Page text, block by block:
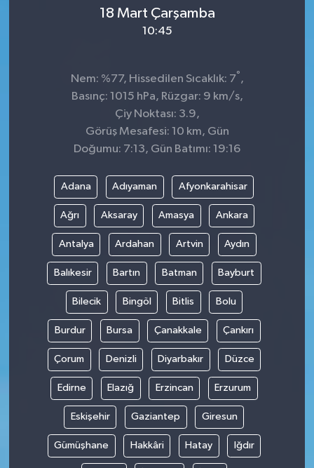
18 Mart Çarşamba
10:45
Nem: %77, Hissedilen Sıcaklık: 7° ,
Basınç: 1015 hPa, Rüzgar: 9 km/s,
Çiy Noktası: 3.9,
Görüş Mesafesi: 10 km, Gün
Doğumu: 7:13, Gün Batımı: 19:16
Adana Adıyaman Afyonkarahisar
Ağrı Aksaray Amasya Ankara
Antalya Ardahan Artvin Aydın
Balıkesir Bartın Batman Bayburt
Bilecik Bingöl Bitlis Bolu
Burdur Bursa Çanakkale Çankırı
Çorum Denizli Diyarbakır Düzce
Edirne Elazığ Erzincan Erzurum
Eskişehir Gaziantep Giresun
Gümüşhane Hakkâri Hatay Iğdır